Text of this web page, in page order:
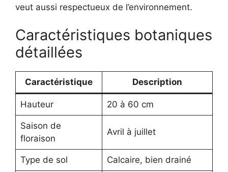
veut aussi respectueux de l’environnement.
Caractéristiques botaniques
détaillées
Caractéristique Description
Hauteur 20 à 60 cm
Saison de
floraison
Avril à juillet
Type de sol Calcaire, bien drainé